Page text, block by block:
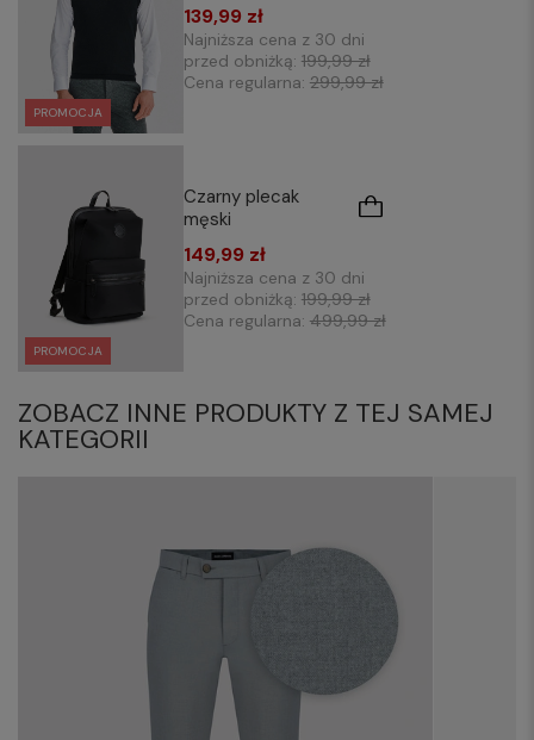
PROMOCJA
139,99 zł
Najniższa cena z 30 dni
przed obniżką: 199,99 zł
Cena regularna: 299,99 zł
PROMOCJA
Czarny plecak
męski
149,99 zł
Najniższa cena z 30 dni
przed obniżką: 199,99 zł
Cena regularna: 499,99 zł
ZOBACZ INNE PRODUKTY Z TEJ SAMEJ
KATEGORII